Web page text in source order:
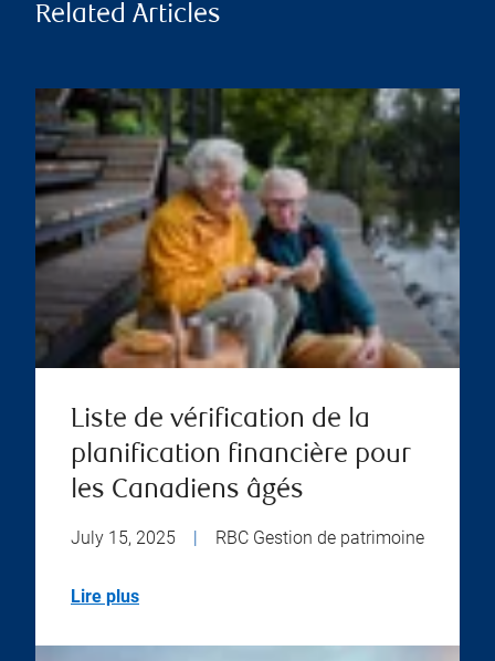
Related Articles
Liste de vérification de la
planification financière pour
les Canadiens âgés
July 15, 2025 RBC Gestion de patrimoine
Lire plus